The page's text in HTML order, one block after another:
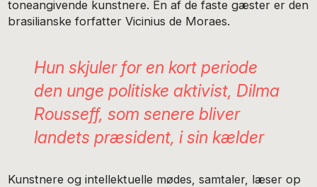
toneangivende kunstnere. En af de faste gæster er den
brasilianske forfatter Vicinius de Moraes.
Hun skjuler for en kort periode
den unge politiske aktivist, Dilma
Rousseff, som senere bliver
landets præsident, i sin kælder
Kunstnere og intellektuelle mødes, samtaler, læser op